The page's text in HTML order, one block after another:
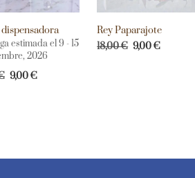
estimada el 9 - 15
2026
9,00€
Rey Paparajote
18,00€ 9,00€